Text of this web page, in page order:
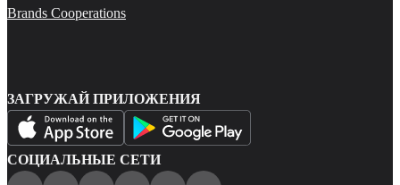
Brands Cooperations
ЗАГРУЖАЙ ПРИЛОЖЕНИЯ
СОЦИАЛЬНЫЕ СЕТИ